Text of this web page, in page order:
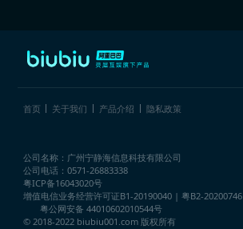
首页 关于我们 产品介绍 隐私政策
公司名称：广州宁静海信息科技有限公司
公司电话：0571-26883338
粤ICP备16043020号
增值电信业务经营许可证B1-20190040 | 粤B2-20200746
粤公网安备 44010602010544号
© 2018-2022 biubiu001.com 版权所有